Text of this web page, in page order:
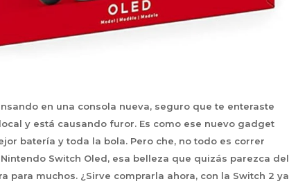
en una consola nueva, seguro que te enteraste
y está causando furor. Es como ese nuevo gadget
batería y toda la bola. Pero che, no todo es correr
Switch Oled, esa belleza que quizás parezca del
para muchos. ¿Sirve comprarla ahora, con la Switch 2 ya